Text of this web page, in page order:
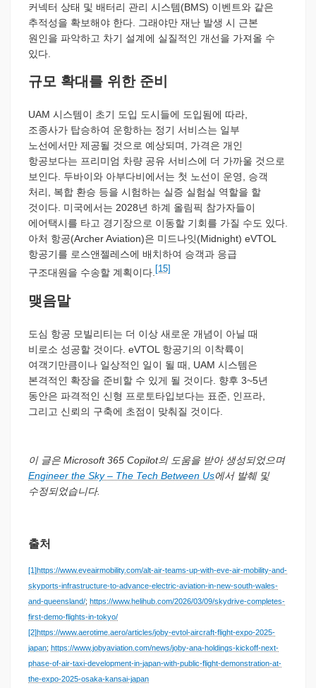
커넥터 상태 및 배터리 관리 시스템(BMS) 이벤트와 같은
추적성을 확보해야 한다. 그래야만 재난 발생 시 근본
원인을 파악하고 차기 설계에 실질적인 개선을 가져올 수
있다.
규모 확대를 위한 준비
UAM 시스템이 초기 도입 도시들에 도입됨에 따라,
조종사가 탑승하여 운항하는 정기 서비스는 일부
노선에서만 제공될 것으로 예상되며, 가격은 개인
항공보다는 프리미엄 차량 공유 서비스에 더 가까울 것으로
보인다. 두바이와 아부다비에서는 첫 노선이 운영, 승객
처리, 복합 환승 등을 시험하는 실증 실험실 역할을 할
것이다. 미국에서는 2028년 하계 올림픽 참가자들이
에어택시를 타고 경기장으로 이동할 기회를 가질 수도 있다.
아처 항공(Archer Aviation)은 미드나잇(Midnight) eVTOL
항공기를 로스앤젤레스에 배치하여 승객과 응급
구조대원을 수송할 계획이다. [15]
맺음말
도심 항공 모빌리티는 더 이상 새로운 개념이 아닐 때
비로소 성공할 것이다. eVTOL 항공기의 이착륙이
여객기만큼이나 일상적인 일이 될 때, UAM 시스템은
본격적인 확장을 준비할 수 있게 될 것이다. 향후 3~5년
동안은 파격적인 신형 프로토타입보다는 표준, 인프라,
그리고 신뢰의 구축에 초점이 맞춰질 것이다.
이 글은 Microsoft 365 Copilot의 도움을 받아 생성되었으며
Engineer the Sky – The Tech Between Us에서 발췌 및
수정되었습니다.
출처
[1]https://www.eveairmobility.com/alt-air-teams-up-with-eve-air-mobility-and-
skyports-infrastructure-to-advance-electric-aviation-in-new-south-wales-
and-queensland/; https://www.helihub.com/2026/03/09/skydrive-completes-
first-demo-flights-in-tokyo/
[2]https://www.aerotime.aero/articles/joby-evtol-aircraft-flight-expo-2025-
japan; https://www.jobyaviation.com/news/joby-ana-holdings-kickoff-next-
phase-of-air-taxi-development-in-japan-with-public-flight-demonstration-at-
the-expo-2025-osaka-kansai-japan